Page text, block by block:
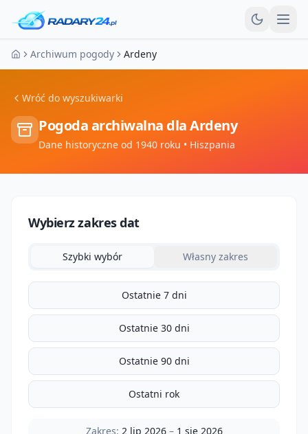
Strona główna
Archiwum pogody Ardeny
Wróć do wyszukiwarki
Pogoda archiwalna dlaArdeny
Dane historyczne od 1940 roku • Hiszpania
Wybierz zakres dat
Szybki wybór Własny zakres
Ostatnie 7 dni
Ostatnie 30 dni
Ostatnie 90 dni
Ostatni rok
Zakres: 2 lip 2026– 1 sie 2026